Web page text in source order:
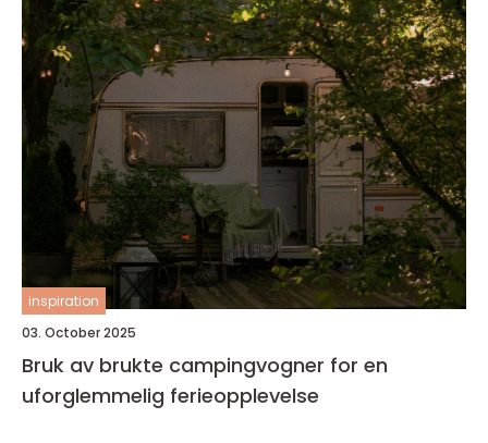
inspiration
03. October 2025
Bruk av brukte campingvogner for en
uforglemmelig ferieopplevelse